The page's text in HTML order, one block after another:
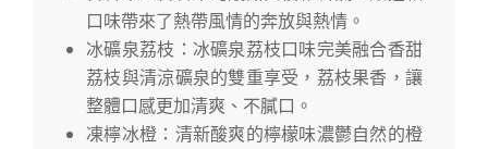
口味帶來了熱帶風情的奔放與熱情。
冰礦泉荔枝：冰礦泉荔枝口味完美融合香甜
荔枝與清涼礦泉的雙重享受，荔枝果香，讓
整體口感更加清爽、不膩口。
凍檸冰橙：清新酸爽的檸檬味濃鬱自然的橙